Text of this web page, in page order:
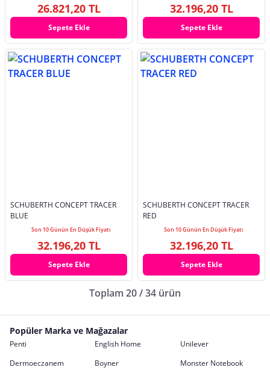
26.821,20 TL
Sepete Ekle
32.196,20 TL
Sepete Ekle
SCHUBERTH CONCEPT TRACER
BLUE
Son 10 Günün En Düşük Fiyatı
32.196,20 TL
Sepete Ekle
SCHUBERTH CONCEPT TRACER
RED
Son 10 Günün En Düşük Fiyatı
32.196,20 TL
Sepete Ekle
Toplam 20 / 34 ürün
Popüler Marka ve Mağazalar
Penti English Home
Unilever
Dermoeczanem
Boyner
Monster Notebook